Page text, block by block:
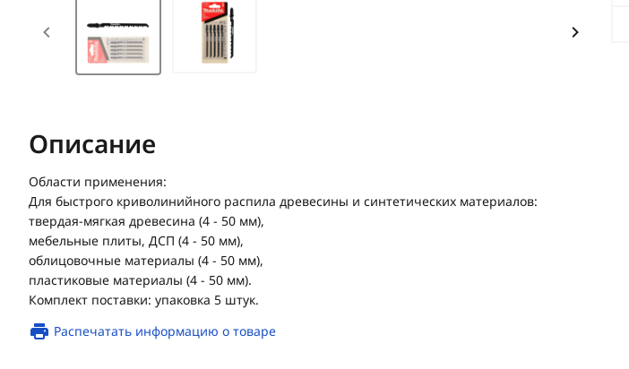
Описание
Области применения:
Для быстрого криволинийного распила древесины и синтетических материалов:
твердая-мягкая древесина (4 - 50 мм),
мебельные плиты, ДСП (4 - 50 мм),
облицовочные материалы (4 - 50 мм),
пластиковые материалы (4 - 50 мм).
Комплект поставки: упаковка 5 штук.
Распечатать информацию о товаре